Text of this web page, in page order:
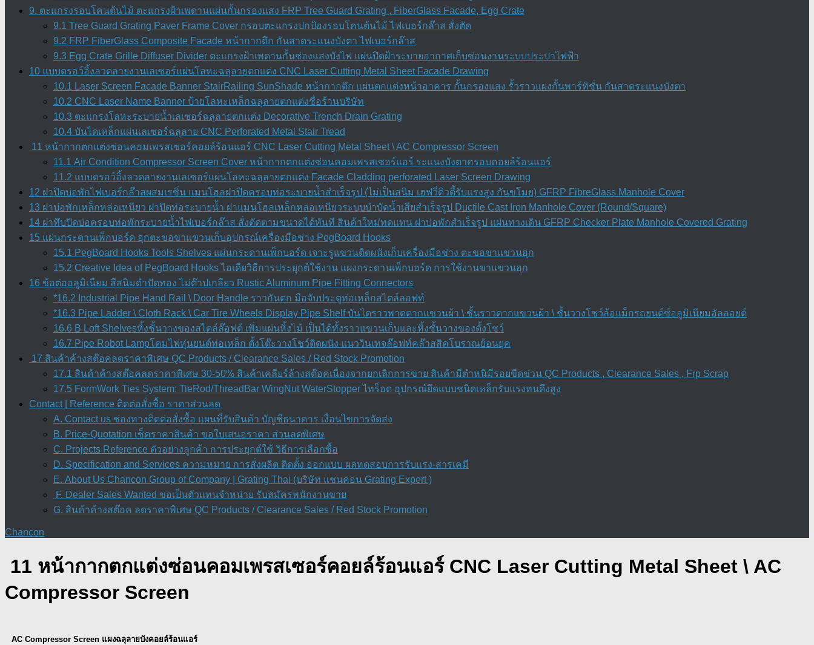
9. ตะแกรงรอบโคนต้นไม้ ตะแกรงฝ้าเพดานแผ่นกั้นกรองแสง FRP Tree Guard Grating , FiberGlass Facade, Egg Crate
9.1 Tree Guard Grating Paver Frame Cover กรอบตะแกรงปกป้องรอบโคนต้นไม้ ไฟเบอร์กล๊าส สั่งตัด
9.2 FRP FiberGlass Composite Facade หน้ากากตึก กันสาดระแนงบังตา ไฟเบอร์กล๊าส
9.3 Egg Crate Grille Diffuser Divider ตะแกรงฝ้าเพดานกั้นช่องแสงบังไฟ แผ่นปิดฝ้าระบายอากาศเก็บซ่อนงานระบบประปาไฟฟ้า
10 แบบดรอว์อิ้งลวดลายงานเลเซอร์แผ่นโลหะฉลุลายตกแต่ง CNC Laser Cutting Metal Sheet Facade Drawing
10.1 Laser Screen Facade Banner StairRailing SunShade หน้ากากตึก แผ่นตกแต่งหน้าอาคาร กั้นกรองแสง รั้วราวแผงกั้นพาร์ทิชั่น กันสาดระแนงบังตา
10.2 CNC Laser Name Banner ป้ายโลหะเหล็กฉลุลายตกแต่งชื่อร้านบริษัท
10.3 ตะแกรงโลหะระบายน้ำเลเซอร์ฉลุลายตกแต่ง Decorative Trench Drain Grating
10.4 บันไดเหล็กแผ่นเลเซอร์ฉลุลาย CNC Perforated Metal Stair Tread
11 หน้ากากตกแต่งซ่อนคอมเพรสเซอร์คอยล์ร้อนแอร์ CNC Laser Cutting Metal Sheet \ AC Compressor Screen
11.1 Air Condition Compressor Screen Cover หน้ากากตกแต่งซ่อนคอมเพรสเซอร์แอร์ ระแนงบังตาครอบคอยล์ร้อนแอร์
11.2 แบบดรอว์อิ้งลวดลายงานเลเซอร์แผ่นโลหะฉลุลายตกแต่ง Facade Cladding perforated Laser Screen Drawing
12 ฝาปิดบ่อพักไฟเบอร์กล๊าสผสมเรซิ่น แมนโฮลฝาปิดครอบท่อระบายน้ำสำเร็จรูป (ไม่เป็นสนิม เฮฟวี่ดิวตี้รับแรงสูง กันขโมย) GFRP FibreGlass Manhole Cover
13 ฝาบ่อพักเหล็กหล่อเหนียว ฝาปิดท่อระบายน้ำ ฝาแมนโฮลเหล็กหล่อเหนียวระบบบำบัดน้ำเสียสำเร็จรูป Ductile Cast Iron Manhole Cover (Round/Square)
14 ฝาทึบปิดบ่อครอบท่อพักระบายน้ำไฟเบอร์กล๊าส สั่งตัดตามขนาดได้ทันที สินค้าใหม่ทดแทน ฝาบ่อพักสําเร็จรูป แผ่นทางเดิน GFRP Checker Plate Manhole Covered Grating
15 แผ่นกระดานเพ็กบอร์ด ฮุกตะขอขาแขวนเก็บอุปกรณ์เครื่องมือช่าง PegBoard Hooks
15.1 PegBoard Hooks Tools Shelves แผ่นกระดานเพ็กบอร์ด เจาะรูแขวนติดผนังเก็บเครื่องมือช่าง ตะขอขาแขวนฮุก
15.2 Creative Idea of PegBoard Hooks ไอเดียวิธีการประยุกต์ใช้งาน แผงกระดานเพ็กบอร์ด การใช้งานขาแขวนฮุก
16 ข้อต่ออลูมิเนียม สีสนิมดำปัดทอง ไม่ต๊าปเกลียว Rustic Aluminum Pipe Fitting Connectors
*16.2 Industrial Pipe Hand Rail \ Door Handle ราวกันตก มือจับประตูท่อเหล็กสไตล์ลอฟท์
*16.3 Pipe Ladder \ Cloth Rack \ Car Tire Wheels Display Pipe Shelf บันไดราวพาดตากแขวนผ้า \ ชั้นราวตากแขวนผ้า \ ชั้นวางโชว์ล้อแม็กรถยนต์ซ์อลูมิเนียมอัลลอยด์
16.6 B Loft Shelvesหิ้งชั้นวางของสไตล์ล๊อฟต์ เพิ่มแผ่นหิ้งไม้ เป็นได้ทั้งราวแขวนเก็บและหิ้งชั้นวางของตั้งโชว์
16.7 Pipe Robot Lampโคมไฟหุ่นยนต์ท่อเหล็ก ตั้งโต๊ะวางโชว์ติดผนัง แนววินเทจล๊อฟท์คล๊าสสิคโบราณย้อนยุค
17 สินค้าค้างสต๊อคลดราคาพิเศษ QC Products / Clearance Sales / Red Stock Promotion
17.1 สินค้าค้างสต๊อคลดราคาพิเศษ 30-50% สินค้าเคลียร์ล้างสต๊อคเนื่องจากยกเลิกการขาย สินค้ามีตำหนิมีรอยขีดข่วน QC Products , Clearance Sales , Frp Scrap
17.5 FormWork Ties System: TieRod/ThreadBar WingNut WaterStopper ไทร็อด อุปกรณ์ยึดแบบชนิดเหล็กรับแรงทนดึงสูง
Contact | Reference ติดต่อสั่งซื้อ ราคาส่วนลด
A. Contact us ช่องทางติดต่อสั่งซื้อ แผนที่รับสินค้า บัญชีธนาคาร เงื่อนไขการจัดส่ง
B. Price-Quotation เช็คราคาสินค้า ขอใบเสนอราคา ส่วนลดพิเศษ
C. Projects Reference ตัวอย่างลูกค้า การประยุกต์ใช้ วิธีการเลือกซื้อ
D. Specification and Services ความหมาย การสั่งผลิต ติดตั้ง ออกแบบ ผลทดสอบการรับแรง-สารเคมี
E. About Us Chancon Group of Company | Grating Thai (บริษัท แชนคอน Grating Expert )
F. Dealer Sales Wanted ขอเป็นตัวแทนจำหน่าย รับสมัครพนักงานขาย
G. สินค้าค้างสต๊อค ลดราคาพิเศษ QC Products / Clearance Sales / Red Stock Promotion
Chancon
11 หน้ากากตกแต่งซ่อนคอมเพรสเซอร์คอยล์ร้อนแอร์ CNC Laser Cutting Metal Sheet \ AC
Compressor Screen
AC Compressor Screen แผงฉลุลายบังคอยล์ร้อนแอร์